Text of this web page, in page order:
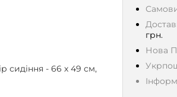
грн.
Нова
сидіння - 66 х 49 см,